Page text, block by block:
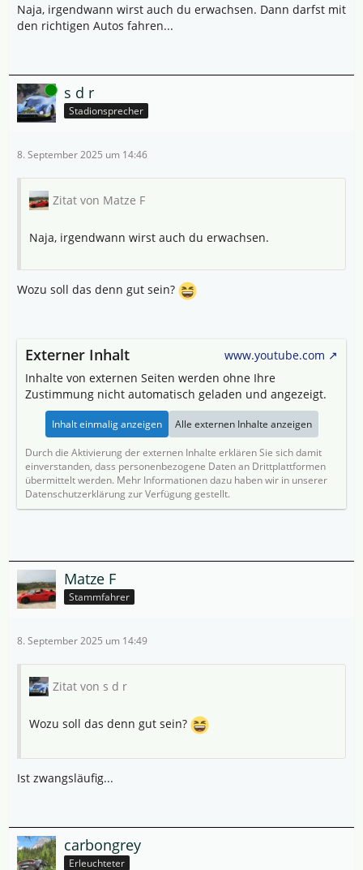
Naja, irgendwann wirst auch du erwachsen. Dann darfst mit
den richtigen Autos fahren...
Online s d r
Stadionsprecher
8. September 2025 um 14:46
Zitat von Matze F
Naja, irgendwann wirst auch du erwachsen.
Wozu soll das denn gut sein?
Externer Inhalt
www.youtube.com
Inhalte von externen Seiten werden ohne Ihre
Zustimmung nicht automatisch geladen und angezeigt.
Inhalt einmalig anzeigen Alle externen Inhalte anzeigen
Durch die Aktivierung der externen Inhalte erklären Sie sich damit
einverstanden, dass personenbezogene Daten an Drittplattformen
übermittelt werden. Mehr Informationen dazu haben wir in unserer
Datenschutzerklärung zur Verfügung gestellt.
Matze F
Stammfahrer
8. September 2025 um 14:49
Zitat von s d r
Wozu soll das denn gut sein?
Ist zwangsläufig...
carbongrey
Erleuchteter